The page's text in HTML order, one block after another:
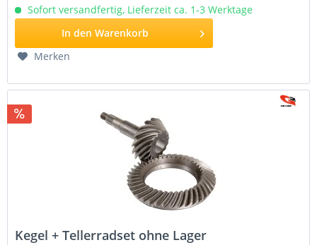
Sofort versandfertig, Lieferzeit ca. 1-3 Werktage
In den Warenkorb
Merken
Kegel + Tellerradset ohne Lager